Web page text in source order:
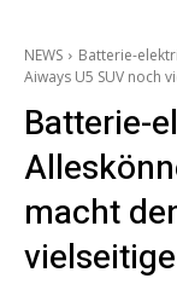
NEWS
Batterie-
Aiways U5 SUV noch
Batterie-
macht